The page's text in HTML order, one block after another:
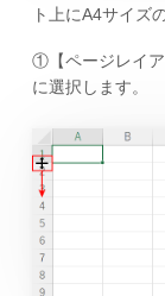
ト上にA4サイズ
①【ページレイ
に選択します。